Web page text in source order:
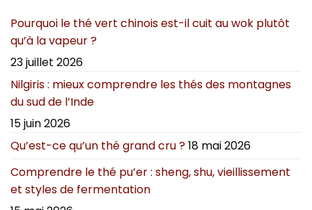
Pourquoi le thé vert chinois est-il cuit au wok plutôt
qu’à la vapeur ?
23 juillet 2026
Nilgiris : mieux comprendre les thés des montagnes
du sud de l’Inde
15 juin 2026
Qu’est-ce qu’un thé grand cru ?18 mai 2026
Comprendre le thé pu’er : sheng, shu, vieillissement
et styles de fermentation